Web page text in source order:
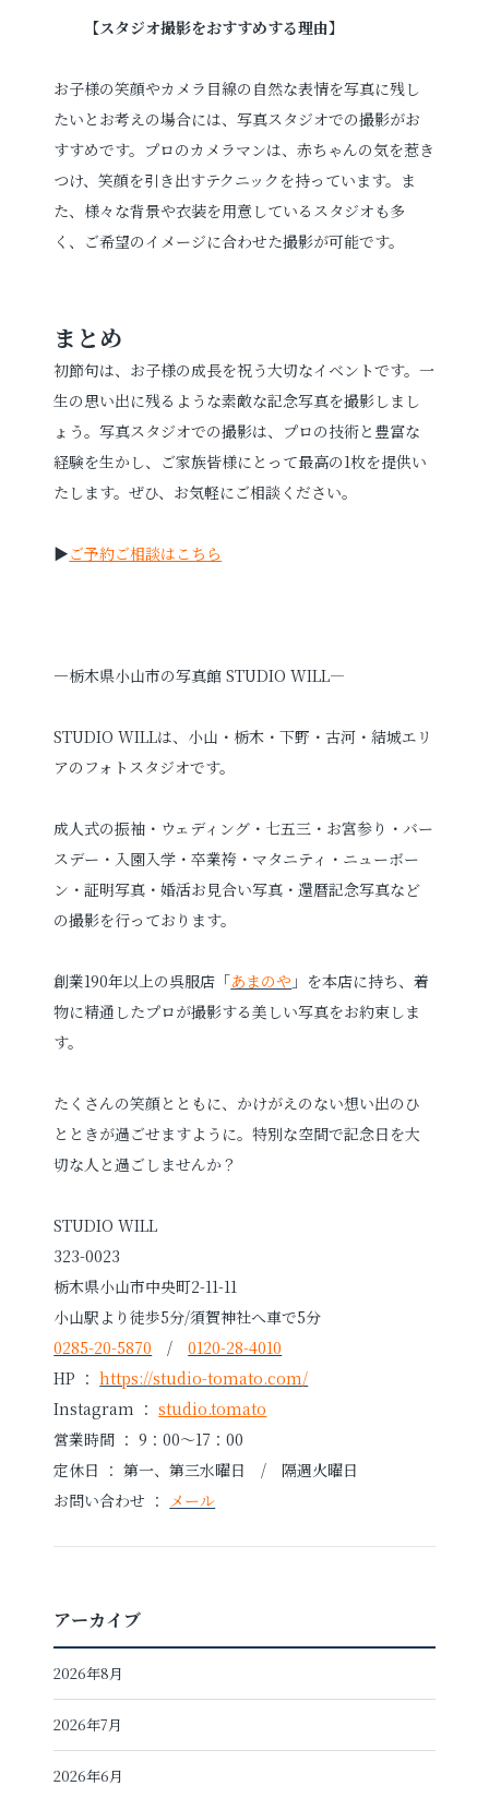
【スタジオ撮影をおすすめする理由】
お子様の笑顔やカメラ目線の自然な表情を写真に残し
たいとお考えの場合には、写真スタジオでの撮影がお
すすめです。プロのカメラマンは、赤ちゃんの気を惹き
つけ、笑顔を引き出すテクニックを持っています。ま
た、様々な背景や衣装を用意しているスタジオも多
く、ご希望のイメージに合わせた撮影が可能です。
まとめ
初節句は、お子様の成長を祝う大切なイベントです。一
生の思い出に残るような素敵な記念写真を撮影しまし
ょう。写真スタジオでの撮影は、プロの技術と豊富な
経験を生かし、ご家族皆様にとって最高の1枚を提供い
たします。ぜひ、お気軽にご相談ください。
▶ご予約ご相談はこちら
—栃木県小山市の写真館 STUDIO WILL—
STUDIO WILLは、小山・栃木・下野・古河・結城エリ
アのフォトスタジオです。
成人式の振袖・ウェディング・七五三・お宮参り・バー
スデー・入園入学・卒業袴・ マタニティ・ニューボー
ン・証明写真・婚活お見合い写真・還暦記念写真など
の撮影を行っております。
創業190年以上の呉服店「あまのや 」を本店に持ち、着
物に精通したプロが撮影する美しい写真をお約束しま
す。
たくさんの笑顔とともに、かけがえのない想い出のひ
とときが過ごせますように。特別な空間で記念日を大
切な人と過ごしませんか？
STUDIO WILL
323-0023
栃木県小山市中央町2-11-11
小山駅より徒歩5分/須賀神社へ車で5分
0285-20-5870 /0120-28-4010
HP ：https://studio-tomato.com/
Instagram ： studio.tomato
営業時間 ： 9：00～17：00
定休日 ： 第一、第三水曜日 / 隔週火曜日
お問い合わせ ：
メール
アーカイブ
2026年8月
2026年7月
2026年6月